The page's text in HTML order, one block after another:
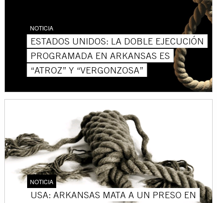
NOTICIA
ESTADOS UNIDOS: LA DOBLE EJECUCIÓN
PROGRAMADA EN ARKANSAS ES
“ATROZ” Y “VERGONZOSA”
NOTICIA
USA: ARKANSAS MATA A UN PRESO EN